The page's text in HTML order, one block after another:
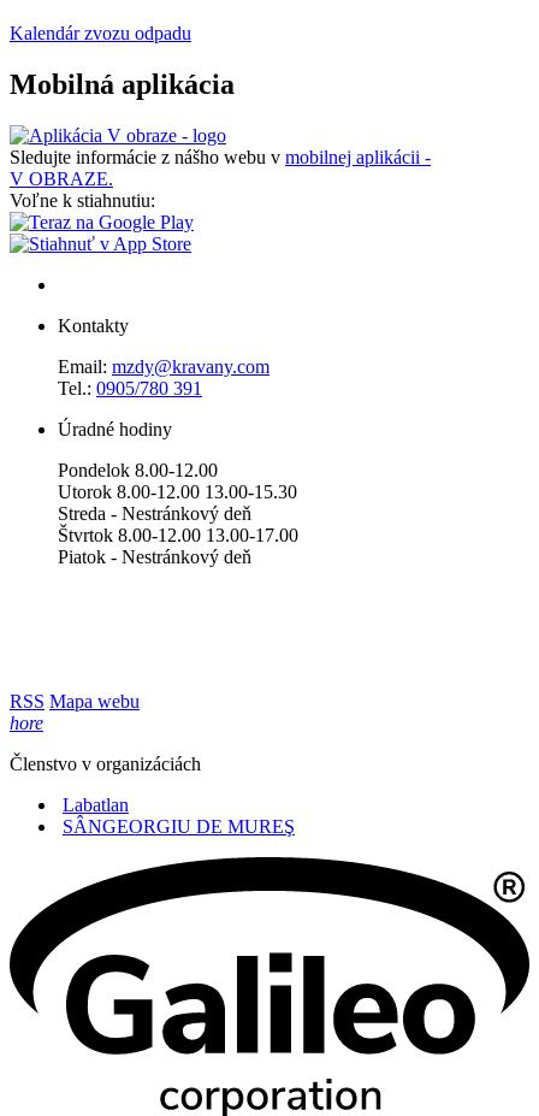
Kalendár zvozu odpadu
Mobilná aplikácia
Sledujte informácie z nášho webu v mobilnej aplikácii -
V OBRAZE.
Voľne k stiahnutiu:
Kontakty
Email: mzdy@kravany.com
Tel.: 0905/780 391
Úradné hodiny
Pondelok 8.00-12.00
Utorok 8.00-12.00 13.00-15.30
Streda - Nestránkový deň
Štvrtok 8.00-12.00 13.00-17.00
Piatok - Nestránkový deň
RSS Mapa webu
hore
Členstvo v organizáciách
Labatlan
SÂNGEORGIU DE MUREŞ